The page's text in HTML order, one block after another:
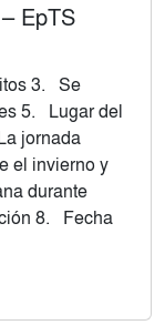
EpTS
3. Se
5. Lugar del
jornada
el invierno y
durante
8. Fecha